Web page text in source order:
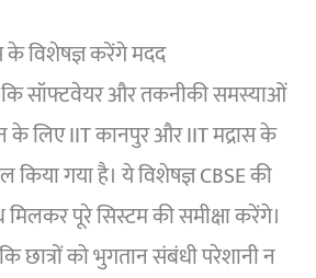
के विशेषज्ञ करेंगे मदद
कि सॉफ्टवेयर और तकनीकी समस्याओं
लिए IIT कानपुर और IIT मद्रास के
किया गया है। ये विशेषज्ञ CBSE की
पूरे सिस्टम की समीक्षा करेंगे।
छात्रों को भुगतान संबंधी परेशानी न